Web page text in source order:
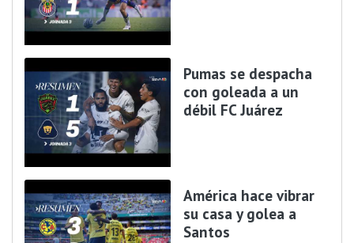
Pumas se despacha
con goleada a un
débil FC Juárez
América hace vibrar
su casa y golea a
Santos